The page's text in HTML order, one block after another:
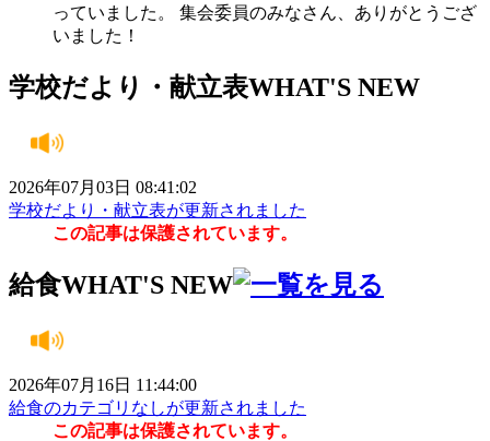
っていました。 集会委員のみなさん、ありがとうござ
いました！
学校だより・献立表WHAT'S NEW
2026年07月03日 08:41:02
学校だより・献立表が更新されました
この記事は保護されています。
給食WHAT'S NEW
2026年07月16日 11:44:00
給食のカテゴリなしが更新されました
この記事は保護されています。